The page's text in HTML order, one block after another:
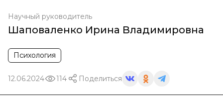
Научный руководитель
Шаповаленко Ирина Владимировна
Психология
12.06.2024 114 Поделиться